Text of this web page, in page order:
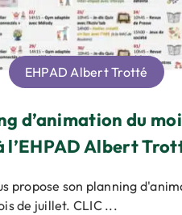
EHPAD Albert Trotté
d’animation du
l’EHPAD Albert
propose son planning
de juillet. CLIC ...